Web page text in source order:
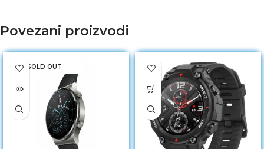
Povezani proizvodi
SOLD OUT